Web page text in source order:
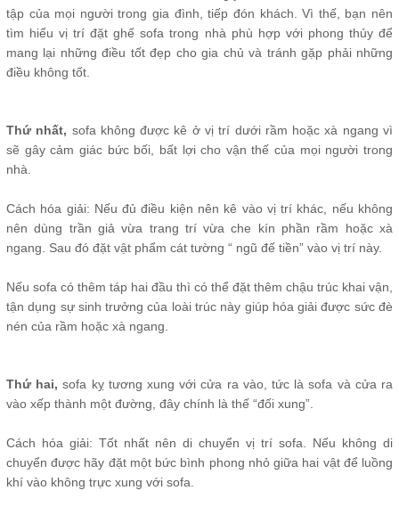
tập của mọi người trong gia đình, tiếp đón khách. Vì thế, bạn nên
tìm hiểu vị trí đặt ghế sofa trong nhà phù hợp với phong thủy để
mang lại những điều tốt đẹp cho gia chủ và tránh gặp phải những
điều không tốt.
Thứ nhất, sofa không được kê ở vị trí dưới rầm hoặc xà ngang vì
sẽ gây cảm giác bức bối, bất lợi cho vận thế của mọi người trong
nhà.
Cách hóa giải: Nếu đủ điều kiện nên kê vào vị trí khác, nếu không
nên dùng trần giả vừa trang trí vừa che kín phần rầm hoặc xà
ngang. Sau đó đặt vật phẩm cát tường “ ngũ đế tiền” vào vị trí này.
Nếu sofa có thêm táp hai đầu thì có thể đặt thêm chậu trúc khai vận,
tận dụng sự sinh trưởng của loài trúc này giúp hóa giải được sức đè
nén của rầm hoặc xà ngang.
Thứ hai, sofa kỵ tương xung với cửa ra vào, tức là sofa và cửa ra
vào xếp thành một đường, đây chính là thế “đối xung”.
Cách hóa giải: Tốt nhất nên di chuyển vị trí sofa. Nếu không di
chuyển được hãy đặt một bức bình phong nhỏ giữa hai vật để luồng
khí vào không trực xung với sofa.